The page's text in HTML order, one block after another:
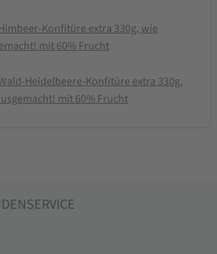
Konfitüre extra 330g, wie
mit 60% Frucht
Heidelbeere-Konfitüre extra 330g,
mit 60% Frucht